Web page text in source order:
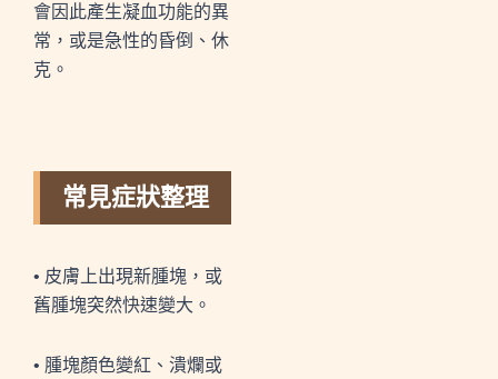
會因此產生凝血功能的異
常，或是急性的昏倒、休
克。
常見症狀整理
• 皮膚上出現新腫塊，或
舊腫塊突然快速變大。
• 腫塊顏色變紅、潰爛或